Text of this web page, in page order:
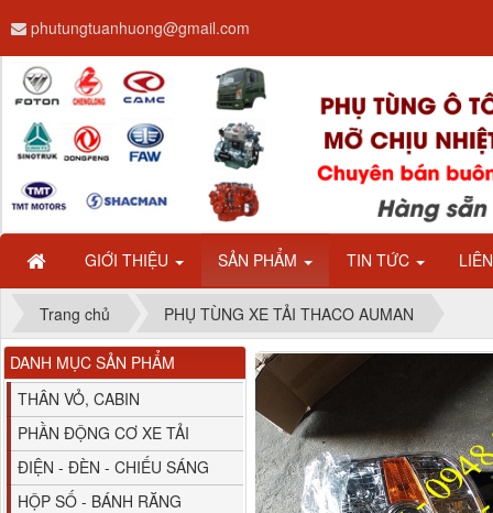
GIỚI THIỆU SẢN PHẨM TIN TỨC
phutungtuanhuong@gmail.com
Trang chủ PHỤ TÙNG XE TẢI THACO AUMAN
DANH MỤC SẢN PHẨM
THÂN VỎ, CABIN
PHẦN ĐỘNG CƠ XE TẢI
ĐIỆN - ĐÈN - CHIẾU SÁNG
HỘP SỐ - BÁNH RĂNG
dầu 60m3/h...
M4610162101A0 Tapbi
cửa Thaco...